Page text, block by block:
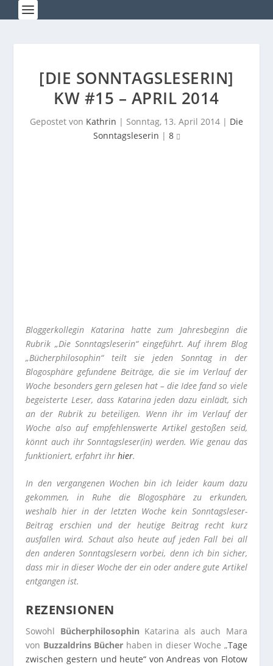
[DIE SONNTAGSLESERIN]
KW #15 – APRIL 2014
Gepostet von Kathrin | Sonntag, 13. April 2014 | Die
Sonntagsleserin | 8
Bloggerkollegin Katarina hatte zum Jahresbeginn die
Rubrik „Die Sonntagsleserin“ eingeführt. Auf ihrem Blog
„Bücherphilosophin“ teilt sie jeden Sonntag in der
Blogosphäre gefundene Beiträge, die sie im Verlauf der
Woche besonders gern gelesen hat – die Idee fand so viele
begeisterte Leser, dass Katarina jeden dazu einlädt, sich
an der Rubrik zu beteiligen. Wenn ihr im Verlauf der
Woche also auf empfehlenswerte Artikel gestoßen seid,
könnt auch ihr Sonntagsleser(in) werden. Wie genau das
funktioniert, erfahrt ihrhier.
In den vergangenen Wochen bin ich leider kaum dazu
gekommen, in Ruhe die Blogosphäre zu erkunden,
weshalb hier in der letzten Woche kein Sonntagsleser-
Beitrag erschien und der heutige Beitrag recht kurz
ausfallen wird. Schaut also heute auf jeden Fall bei all
den anderen Sonntagslesern vorbei, denn ich bin sicher,
dass mir in dieser Woche der ein oder andere gute Artikel
entgangen ist.
REZENSIONEN
Sowohl Bücherphilosophin Katarina als auch Mara
von Buzzaldrins Bücher haben in dieser Woche „Tage
zwischen gestern und heute“ von Andreas von Flotow